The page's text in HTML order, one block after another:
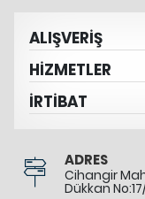
ALIŞVERİŞ
HİZMETLER
İRTİBAT
ADRES
Cihangir
Dükkan